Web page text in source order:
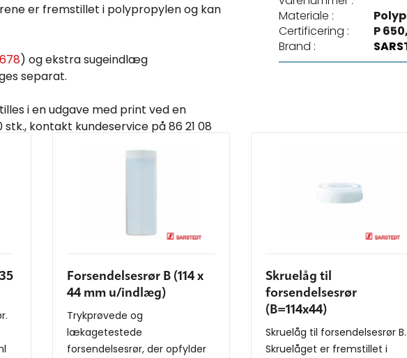
er fremstillet i polypropylen og kan
) og ekstra sugeindlæg
separat.
i en udgave med print ved en
kontakt kundeservice på 86 21 08
Materiale :
Certificering :
P
Brand :
Forsendelsesrør B (114 x
44 mm u/indlæg)
Trykprøvede og
lækagetestede
forsendelsesrør, der opfylder
Skruelåg til
forsendelsesrør
(B=114x44)
Skruelåg til forsendelsesrør B.
Skruelåget er fremstillet i